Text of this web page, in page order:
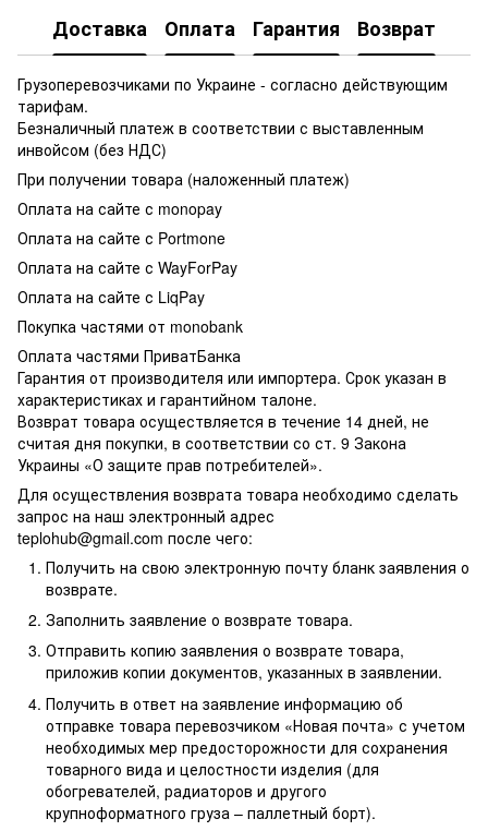
Доставка Оплата Гарантия Возврат
Грузоперевозчиками по Украине - согласно действующим
тарифам.
Безналичный платеж в соответствии с выставленным
инвойсом (без НДС)
При получении товара (наложенный платеж)
Оплата на сайте с monopay
Оплата на сайте с Portmone
Оплата на сайте с WayForPay
Оплата на сайте с LiqPay
Покупка частями от monobank
Оплата частями ПриватБанка
Гарантия от производителя или импортера. Срок указан в
характеристиках и гарантийном талоне.
Возврат товара осуществляется в течение 14 дней, не
считая дня покупки, в соответствии со ст. 9 Закона
Украины «О защите прав потребителей».
Для осуществления возврата товара необходимо сделать
запрос на наш электронный адрес
teplohub@gmail.com после чего:
Получить на свою электронную почту бланк заявления о
возврате.
Заполнить заявление о возврате товара.
Отправить копию заявления о возврате товара,
приложив копии документов, указанных в заявлении.
Получить в ответ на заявление информацию об
отправке товара перевозчиком «Новая почта» с учетом
необходимых мер предосторожности для сохранения
товарного вида и целостности изделия (для
обогревателей, радиаторов и другого
крупноформатного груза – паллетный борт).